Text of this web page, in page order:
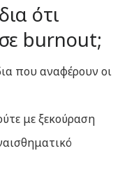
ότι
σε burnout;
που αναφέρουν οι
με ξεκούραση